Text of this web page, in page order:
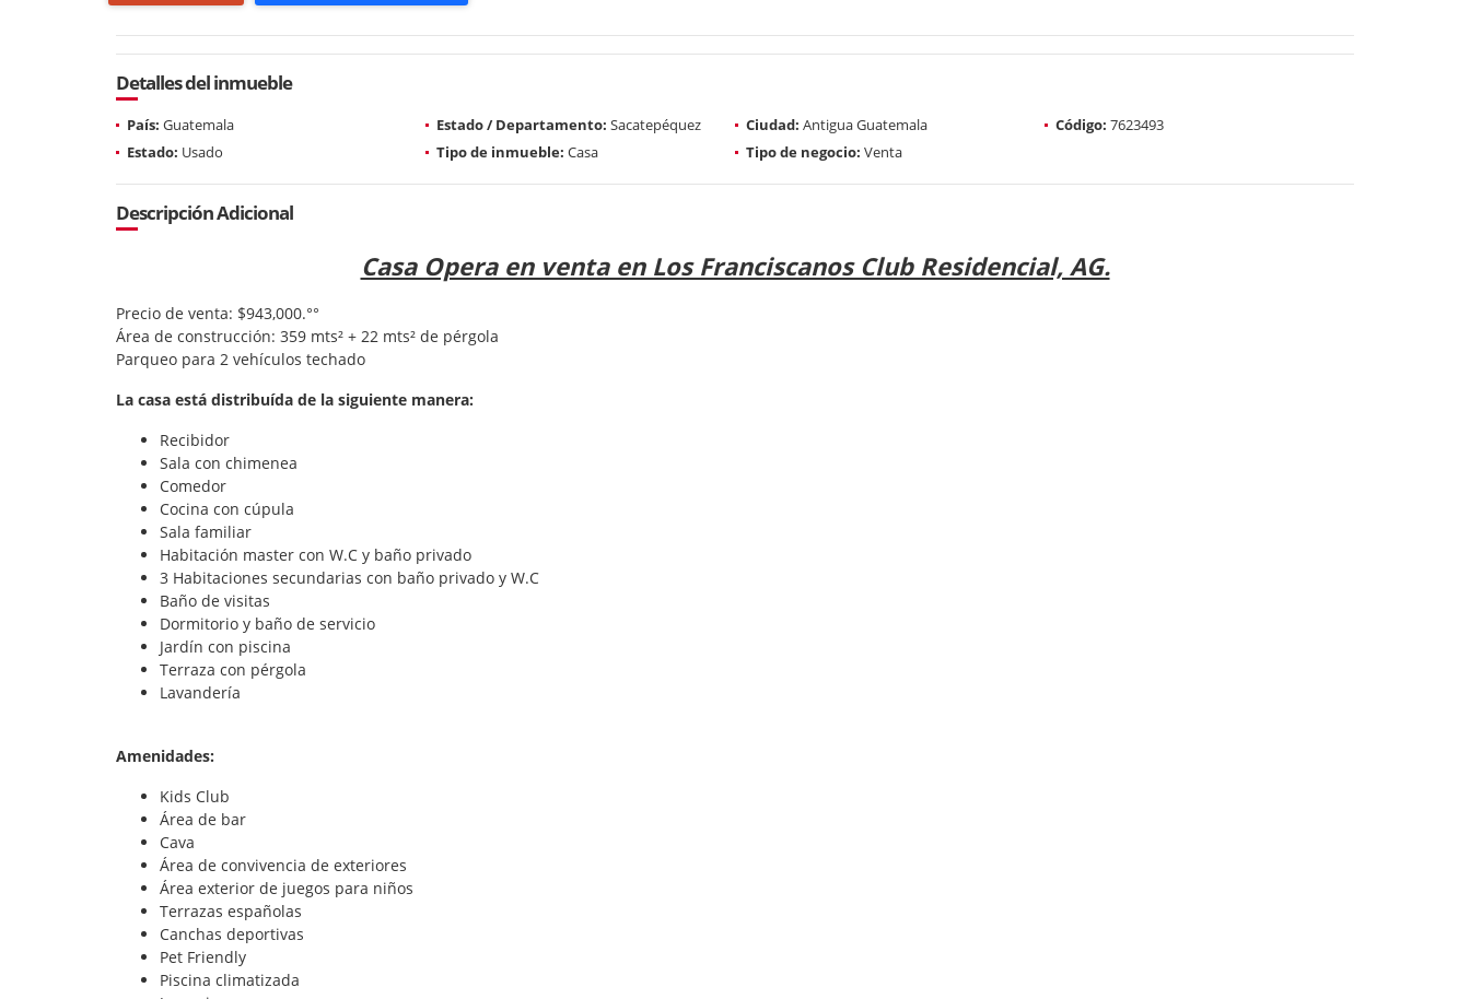
Detalles del inmueble
País: Guatemala Estado / Departamento: Sacatepéquez Ciudad: Antigua Guatemala Código: 7623493
Estado: Usado Tipo de inmueble: Casa Tipo de negocio: Venta
Descripción Adicional
Casa Opera en venta en Los Franciscanos Club Residencial, AG.
Precio de venta: $943,000.°°
Área de construcción: 359 mts² + 22 mts² de pérgola
Parqueo para 2 vehículos techado
La casa está distribuída de la siguiente manera:
Recibidor
Sala con chimenea
Comedor
Cocina con cúpula
Sala familiar
Habitación master con W.C y baño privado
3 Habitaciones secundarias con baño privado y W.C
Baño de visitas
Dormitorio y baño de servicio
Jardín con piscina
Terraza con pérgola
Lavandería
Amenidades:
Kids Club
Área de bar
Cava
Área de convivencia de exteriores
Área exterior de juegos para niños
Terrazas españolas
Canchas deportivas
Pet Friendly
Piscina climatizada